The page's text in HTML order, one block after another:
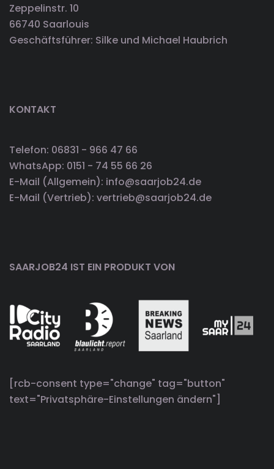
Zeppelinstr. 10
66740 Saarlouis
Geschäftsführer: Silke und Michael Haubrich
KONTAKT
Telefon: 06831 - 966 47 66
WhatsApp: 0151 - 74 55 66 26
E-Mail (Allgemein): info@saarjob24.de
E-Mail (Vertrieb): vertrieb@saarjob24.de
SAARJOB24 IST EIN PRODUKT VON
[rcb-consent type="change" tag="button"
text="Privatsphäre-Einstellungen ändern"]